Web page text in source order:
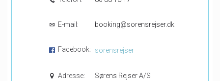
E-mail: booking@sorensrejser.dk
Facebook: sorensrejser
Adresse:
Sørens Rejser A/S